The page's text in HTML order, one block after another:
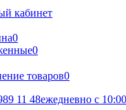
кабинет
0
0
товаров0
11 48ежедневно с